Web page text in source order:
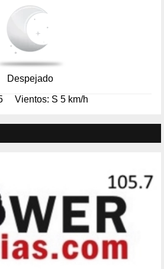
Despejado
Vientos: S 5 km/h